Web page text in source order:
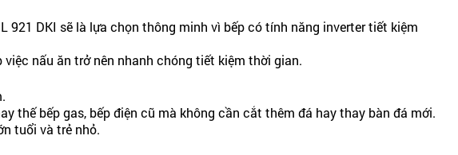
DKI sẽ là lựa chọn thông minh vì bếp có tính năng inverter tiết kiệm
nấu ăn trở nên nhanh chóng tiết kiệm thời gian.
thế bếp gas, bếp điện cũ mà không cần cắt thêm đá hay thay bàn đá mới.
tuổi và trẻ nhỏ.